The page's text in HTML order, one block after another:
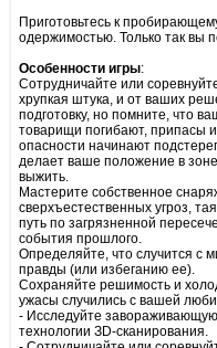
Приготовьтесь к
одержимостью. Только так вы
Особенности игры:
Сотрудничайте или
хрупкая штука, и от ваших
подготовку, но помните, что
товарищи погибают, припасы
опасности начинают
делает ваше положение в
выжить.
Мастерите собственное
сверхъестественных угроз,
путь по загрязненной
события прошлого.
Определяйте, что случится с
правды (или избеганию ее).
Сохраняйте решимость и
ужасы случились с вашей
- Исследуйте
технологии ЗD-сканирования.